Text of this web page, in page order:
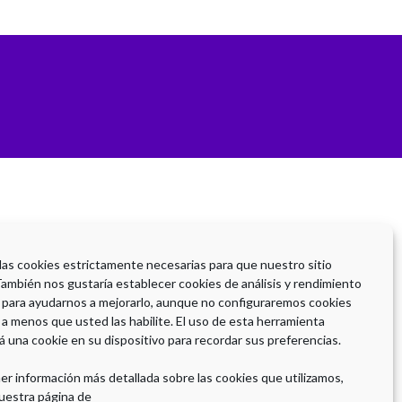
cookies estrictamente necesarias para que nuestro sitio
nos gustaría establecer cookies de análisis y rendimiento
ayudarnos a mejorarlo, aunque no configuraremos cookies
menos que usted las habilite. El uso de esta herramienta
una cookie en su dispositivo para recordar sus preferencias.
información más detallada sobre las cookies que utilizamos,
página de